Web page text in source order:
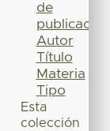
de
publicación
Autor
Título
Materia
Tipo
Esta
colección